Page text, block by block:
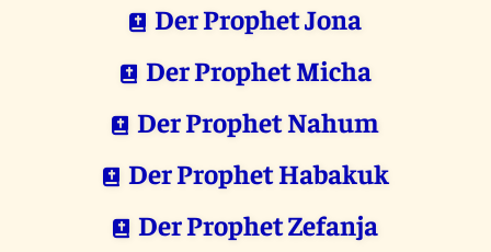
Der Prophet Jona
Der Prophet Micha
Der Prophet Nahum
Der Prophet Habakuk
Der Prophet Zefanja